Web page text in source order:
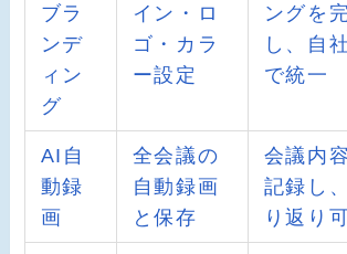
ブラ
ンデ
ィン
グ
イン・ロ
ゴ・カラ
ー設定
ングを
し、自
で統一
AI自
動録
画
全会議の
自動録画
と保存
会議内
記録し
り返り